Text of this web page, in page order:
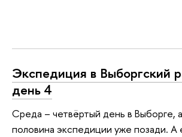
Экспедиция в Выборгский
день 4
Среда – четвёртый день в Выборге,
половина экспедиции уже позади. А